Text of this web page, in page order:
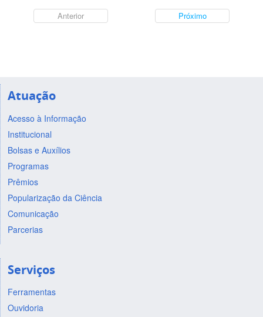
Anterior Próximo
Atuação
Acesso à Informação
Institucional
Bolsas e Auxílios
Programas
Prêmios
Popularização da Ciência
Comunicação
Parcerias
Serviços
Ferramentas
Ouvidoria